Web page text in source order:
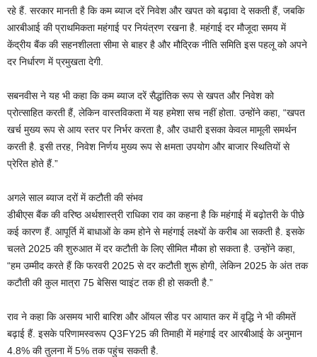
रहे हैं. सरकार मानती है कि कम ब्याज दरें निवेश और खपत को बढ़ावा दे सकती हैं, जबकि
आरबीआई की प्राथमिकता महंगाई पर नियंत्रण रखना है. महंगाई दर मौजूदा समय में
केंद्रीय बैंक की सहनशीलता सीमा से बाहर है और मौद्रिक नीति समिति इस पहलू को अपने
दर निर्धारण में प्रमुखता देगी.
सबनवीस ने यह भी कहा कि कम ब्याज दरें सैद्धांतिक रूप से खपत और निवेश को
प्रोत्साहित करती हैं, लेकिन वास्तविकता में यह हमेशा सच नहीं होता. उन्होंने कहा, “खपत
खर्च मुख्य रूप से आय स्तर पर निर्भर करता है, और उधारी इसका केवल मामूली समर्थन
करती है. इसी तरह, निवेश निर्णय मुख्य रूप से क्षमता उपयोग और बाजार स्थितियों से
प्रेरित होते हैं.”
अगले साल ब्‍याज दरों में कटौती की संभव
डीबीएस बैंक की वरिष्ठ अर्थशास्त्री राधिका राव का कहना है कि महंगाई में बढ़ोतरी के पीछे
कई कारण हैं. आपूर्ति में बाधाओं के कम होने से महंगाई लक्ष्यों के करीब आ सकती है. इसके
चलते 2025 की शुरुआत में दर कटौती के लिए सीमित मौका हो सकता है. उन्होंने कहा,
“हम उम्मीद करते हैं कि फरवरी 2025 से दर कटौती शुरू होगी, लेकिन 2025 के अंत तक
कटौती की कुल मात्रा 75 बेसिस प्वाइंट तक ही हो सकती है.”
राव ने कहा कि असमय भारी बारिश और ऑयल सीड पर आयात कर में वृद्धि ने भी कीमतें
बढ़ाई हैं. इसके परिणामस्वरूप Q3FY25 की तिमाही में महंगाई दर आरबीआई के अनुमान
4.8% की तुलना में 5% तक पहुंच सकती है.